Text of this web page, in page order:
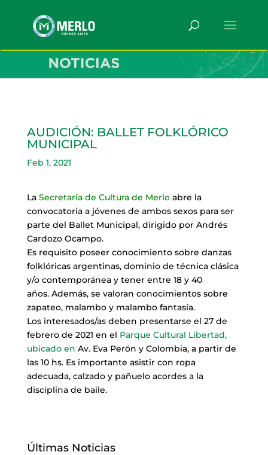
AUDICIÓN: BALLET FOLKLÓRICO
MUNICIPAL
Feb 1, 2021
La Secretaría de Cultura de Merloabre la
convocatoria a jóvenes de ambos sexos para ser
parte del Ballet Municipal, dirigido por Andrés
Cardozo Ocampo.
Es requisito poseer conocimiento sobre danzas
folklóricas argentinas, dominio de técnica clásica
y/o contemporánea y tener entre 18 y 40
años. Además, se valoran conocimientos sobre
zapateo, malambo y malambo fantasía.
Los interesados/as deben presentarse el 27 de
febrero de 2021 en el Parque Cultural Libertad,
ubicado en Av. Eva Perón y Colombia, a partir de
las 10 hs. Es importante asistir con ropa
adecuada, calzado y pañuelo acordes a la
disciplina de baile.
Últimas Noticias